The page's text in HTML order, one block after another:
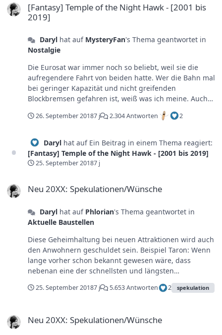
aufwendig umthematisiert worden. Die lieblose
Umgestaltung wie wir sie kennen sollte damals nur ein
[Fantasy] Temple of the Night Hawk - [2001 bis
2019]
Darylhat auf MysteryFan's Thema geantwortet in
Nostalgie
Die Eurosat war immer noch so beliebt, weil sie die
aufregendere Fahrt von beiden hatte. Wer die Bahn mal
bei geringer Kapazität und nicht greifenden
Blockbremsen gefahren ist, weiß was ich meine. Auch
war dort das Weltraumthema nicht so stark umgesetzt
wie im Space Center und wurde deshalb auch einfach
Knotenpunkte im Park stand. Jeder Besucher wird dort
mehrmals am Tag vorbeigelaufen sein und selbst an
eher ruhigen Tagen bildete sich dort vor allem morgens
genauso gewesen wäre wenn sie wie das Space Center
nicht.
26. September 20187 j 2.304 Antworten 2
Daryl hat auf Ein Beitrag in einem Thema reagiert:
[Fantasy] Temple of the Night Hawk - [2001 bis 2019]
25. September 20187 j
Neu 20XX: Spekulationen/Wünsche
Darylhat auf Phlorian's Thema geantwortet in
Aktuelle Baustellen
Diese Geheimhaltung bei neuen Attraktionen wird auch
den Anwohnern geschuldet sein. Beispiel Taron: Wenn
lange vorher schon bekannt gewesen wäre, dass
nebenan eine der schnellsten und längsten
Achterbahnen der Welt mit zwei Launches (also in den
Augen der Anwohner= Zwei laute Abschüsse pro Minute
versuchen das Projekt irgendwie zu sabotieren.
25. September 20187 j 5.653 Antworten 2 spekulation
Neu 20XX: Spekulationen/Wünsche